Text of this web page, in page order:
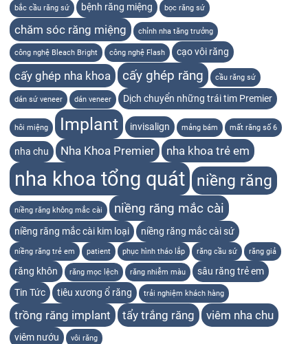
bắc cầu răng sứ bệnh răng miệng bọc răng sứ
chăm sóc răng miệng chỉnh nha tăng trưởng
công nghệ Bleach Bright công nghệ Flash cạo vôi răng
cấy ghép nha khoa cấy ghép răng cầu răng sứ
dán sứ veneer dán veneer Dịch chuyển những trái tim Premier
hôi miệng Implant invisalign mảng bám mất răng số 6
nha chu Nha Khoa Premier nha khoa trẻ em
nha khoa tổng quát niềng răng
niềng răng không mắc cài niềng răng mắc cài
niềng răng mắc cài kim loại niềng răng mắc cài sứ
niềng răng trẻ em patient phục hình tháo lắp răng cầu sứ răng giả
răng khôn răng mọc lệch răng nhiễm màu
sâu răng trẻ em
Tin Tức
tiêu xương ổ răng trải nghiệm khách hàng
trồng răng implant tẩy trắng răng viêm nha chu
viêm nướu vôi răng